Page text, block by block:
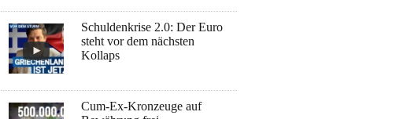
Schuldenkrise 2.0: Der Euro
steht vor dem nächsten
Kollaps
Cum-Ex-Kronzeuge auf